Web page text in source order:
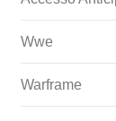
Wwe
Warframe